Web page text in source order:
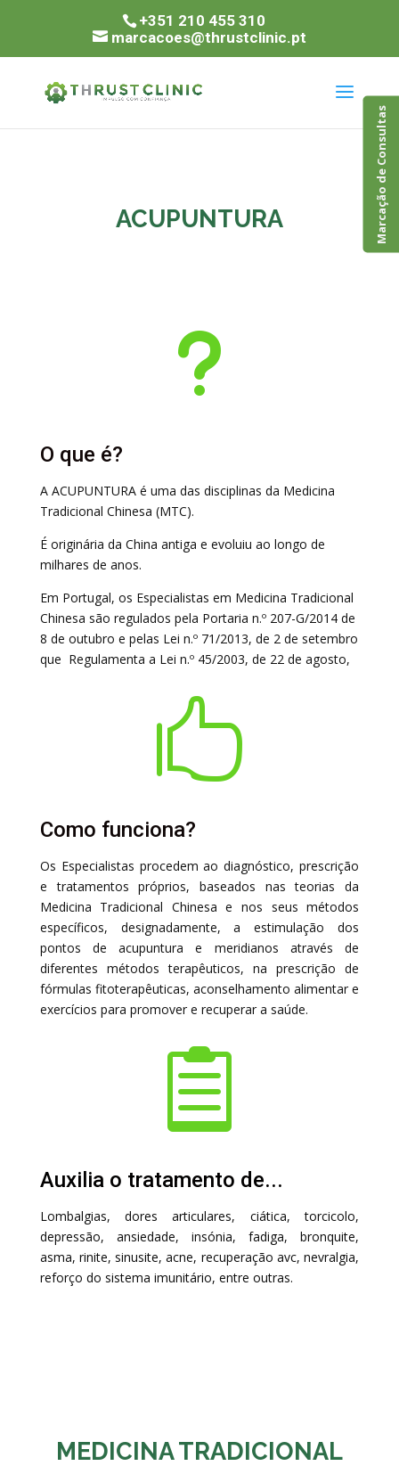
+351 210 455 310
marcacoes@thrustclinic.pt
ACUPUNTURA
u
O que é?
A ACUPUNTURA é uma das disciplinas da Medicina
Tradicional Chinesa (MTC).
É originária da China antiga e evoluiu ao longo de
milhares de anos.
Em Portugal, os Especialistas em Medicina Tradicional
Chinesa são regulados pela Portaria n.º 207-G/2014 de
8 de outubro e pelas Lei n.º 71/2013, de 2 de setembro
que Regulamenta a Lei n.º 45/2003, de 22 de agosto,

Como funciona?
Os Especialistas procedem ao diagnóstico, prescrição
e tratamentos próprios, baseados nas teorias da
Medicina Tradicional Chinesa e nos seus métodos
específicos, designadamente, a estimulação dos
pontos de acupuntura e meridianos através de
diferentes métodos terapêuticos, na prescrição de
fórmulas fitoterapêuticas, aconselhamento alimentar e
exercícios para promover e recuperar a saúde.

Auxilia o tratamento de...
Lombalgias, dores articulares, ciática, torcicolo,
depressão, ansiedade, insónia, fadiga, bronquite,
asma, rinite, sinusite, acne, recuperação avc, nevralgia,
reforço do sistema imunitário, entre outras.
MEDICINA TRADICIONAL
Marcação de Consultas